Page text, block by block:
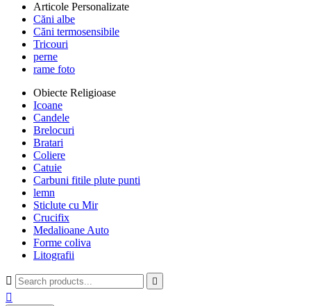
Articole Personalizate
Căni albe
Căni termosensibile
Tricouri
perne
rame foto
Obiecte Religioase
Icoane
Candele
Brelocuri
Bratari
Coliere
Catuie
Carbuni fitile plute punti
lemn
Sticlute cu Mir
Crucifix
Medalioane Auto
Forme coliva
Litografii
 
